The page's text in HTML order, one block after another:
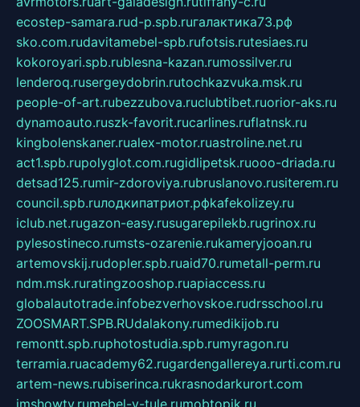
ecostep-samara.rud-p.spb.ruгалактика73.рф
sko.com.rudavitamebel-spb.rufotsis.rutesiaes.ru
kokoroyari.spb.rublesna-kazan.rumossilver.ru
lenderoq.rusergeydobrin.rutochkazvuka.msk.ru
people-of-art.rubezzubova.ruclubtibet.ruorior-aks.ru
dynamoauto.ruszk-favorit.rucarlines.ruflatnsk.ru
kingbolenskaner.rualex-motor.ruastroline.net.ru
act1.spb.rupolyglot.com.rugidlipetsk.ruooo-driada.ru
detsad125.rumir-zdoroviya.rubruslanovo.rusiterem.ru
council.spb.ruлодкипатриот.рфkafekolizey.ru
iclub.net.rugazon-easy.rusugarepilekb.rugrinox.ru
pylesostineco.rumsts-ozarenie.rukameryjooan.ru
artemovskij.rudopler.spb.ruaid70.rumetall-perm.ru
ndm.msk.ruratingzooshop.ruapiaccess.ru
globalautotrade.infobezverhovskoe.rudrsschool.ru
ZOOSMART.SPB.RUdalakony.rumedikijob.ru
remontt.spb.ruphotostudia.spb.rumyragon.ru
terramia.ruacademy62.rugardengallereya.rurti.com.ru
artem-news.rubiserinca.rukrasnodarkurort.com